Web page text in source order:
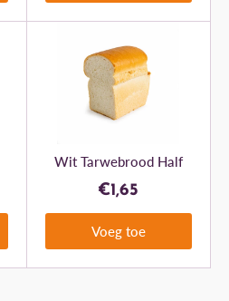
Wit Tarwebrood Half
€1,65
Voeg toe